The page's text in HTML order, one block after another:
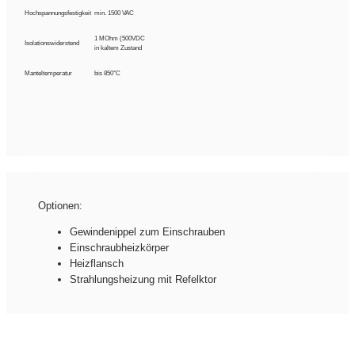
Hochspannungsfestigkeit min. 1500 VAC
Isolationswiderstend
1 MOhm (500VDC
in kaltem Zustand
Manteltemperatur bis 850°C
Optionen:
Gewindenippel zum Einschrauben
Einschraubheizkörper
Heizflansch
Strahlungsheizung mit Refelktor